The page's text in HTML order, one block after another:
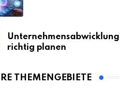
Unternehmensabwicklung
richtig planen
THEMENGEBIETE